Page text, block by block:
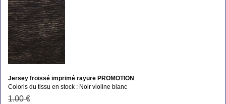
Jersey froissé imprimé rayure PROMOTION
Coloris du tissu en stock : Noir violine blanc
1.00 €